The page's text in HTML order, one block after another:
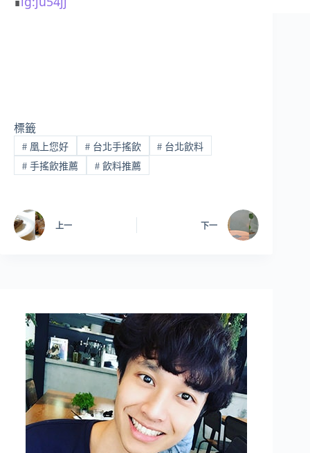
標籤
#凰上您好 #台北手搖飲 # 台北飲料
#手搖飲推薦 #飲料推薦
上一 下一